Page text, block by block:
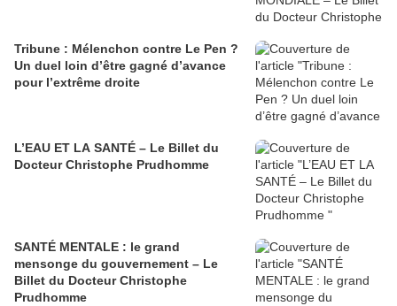
Tribune : Mélenchon contre Le Pen ?
Un duel loin d’être gagné d’avance
pour l’extrême droite
L’EAU ET LA SANTÉ – Le Billet du
Docteur Christophe Prudhomme
SANTÉ MENTALE : le grand
mensonge du gouvernement – Le
Billet du Docteur Christophe
Prudhomme